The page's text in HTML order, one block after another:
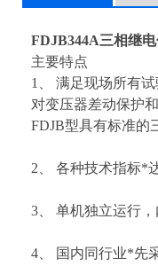
FDJB344A三相继
主要特点
1、 满足现场所有
对变压器差动保护
FDJB型具有标准的
2、 各种技术指标*
3、 单机独立运行
4、 国内同行业*先